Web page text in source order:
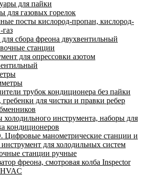
для пайки
для газовых горелок
посты кислород-пропан, кислород-
сбора фреона двухвентильный
станции
для опрессовки азотом
трубок кондиционера без пайки
для чистки и правки ребер
холодильного инструмента, наборы для
кондиционеров
Цифровые манометрические станции и
для холодильных систем
станции ручные
фреона, смотровая колба Inspector